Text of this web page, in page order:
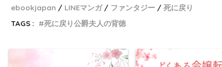
ebookjapan
LINEマンガ ファンタジー
死に戻り
TAGS :
死に戻り公爵夫人の背徳